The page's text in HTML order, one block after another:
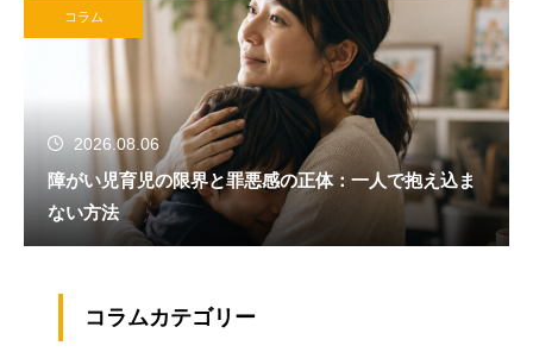
コラム
2026.08.06
障がい児育児の限界と罪悪感の正体：一人で抱え込ま
ない方法
コラムカテゴリー